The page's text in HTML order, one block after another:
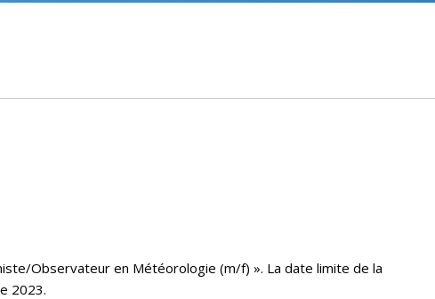
Observateur en Météorologie (m/f) ». La date limite de la
2023.